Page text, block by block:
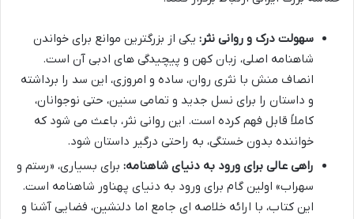
سهولت درک و روانی نثر: یکی از بزرگترین موانع برای خواندن
شاهنامه اصلی، زبان کهن و پیچیدگی های ادبی آن است.
انصاف منش با نثری روان، ساده و امروزی، این سد را برداشته
و داستان را برای نسل جدید و تمامی سنین، حتی نوجوانان،
کاملاً قابل فهم کرده است. این روانی نثر، باعث می شود که
خواننده بدون خستگی، به راحتی درگیر داستان شود.
راهی عالی برای ورود به دنیای شاهنامه: برای بسیاری، «رستم و
سهراب» اولین گام برای ورود به دنیای پهناور شاهنامه است.
این کتاب، با ارائه خلاصه ای جامع اما دلنشین، فضایی آشنا و